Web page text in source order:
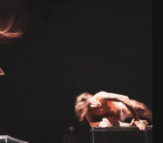
dans son espace de
des Marches